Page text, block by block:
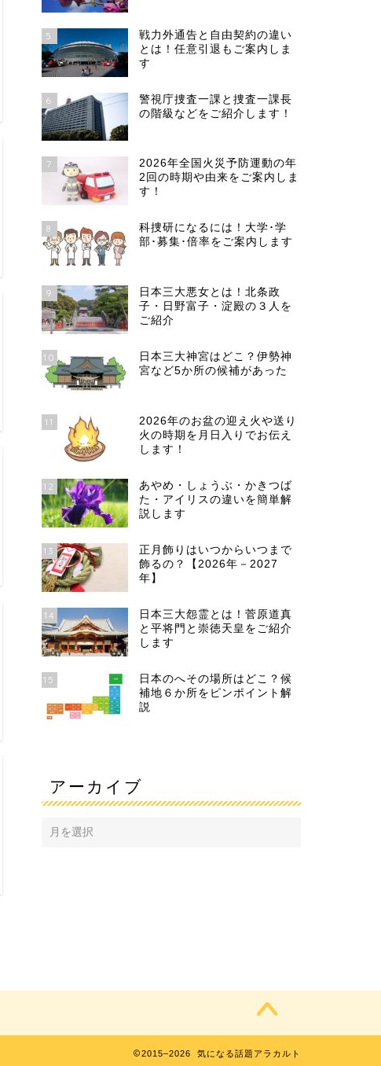
5
戦力外通告と自由契約の違い
とは！任意引退もご案内しま
す
6
警視庁捜査一課と捜査一課長
の階級などをご紹介します！
7
2026年全国火災予防運動の年
2回の時期や由来をご案内しま
す！
8
科捜研になるには！大学･学
部･募集･倍率をご案内します
9
日本三大悪女とは！北条政
子・日野富子・淀殿の３人を
ご紹介
10
日本三大神宮はどこ？伊勢神
宮など5か所の候補があった
11
2026年のお盆の迎え火や送り
火の時期を月日入りでお伝え
します！
12
あやめ・しょうぶ・かきつば
た・アイリスの違いを簡単解
説します
13
正月飾りはいつからいつまで
飾るの？【2026年－2027
年】
14
日本三大怨霊とは！菅原道真
と平将門と崇徳天皇をご紹介
します
15
日本のへその場所はどこ？候
補地６か所をピンポイント解
説
アーカイブ
2015–2026 気になる話題アラカルト